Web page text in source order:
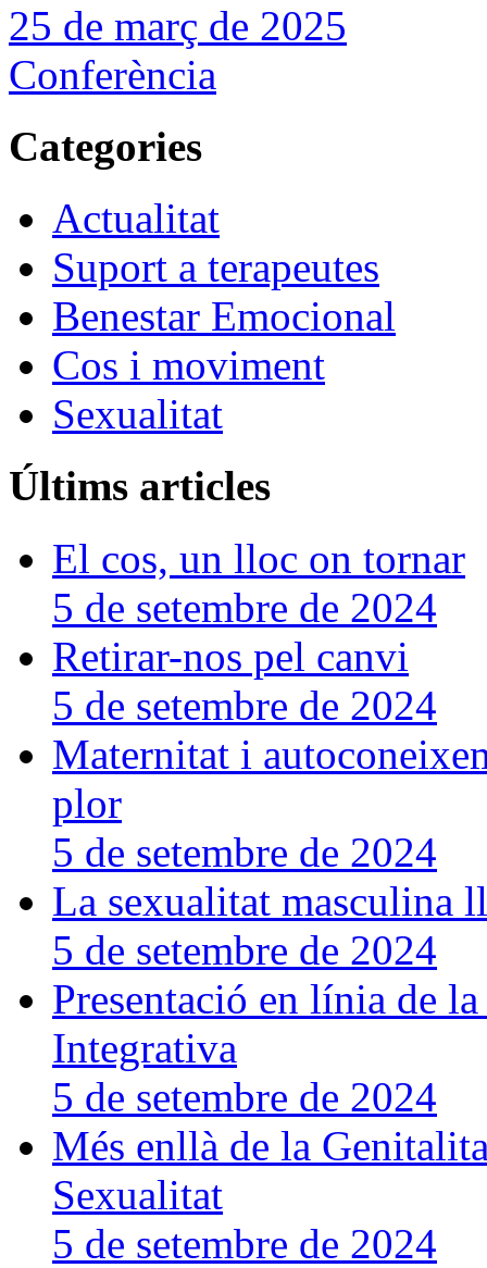
25 de març de 2025
Conferència
Categories
Actualitat
Suport a terapeutes
Benestar Emocional
Cos i moviment
Sexualitat
Últims articles
El cos, un lloc on tornar
5 de setembre de 2024
Retirar-nos pel canvi
5 de setembre de 2024
Maternitat i
plor
5 de setembre de 2024
La sexualitat masculina
5 de setembre de 2024
Presentació en línia de
Integrativa
5 de setembre de 2024
Més enllà de la
Sexualitat
5 de setembre de 2024